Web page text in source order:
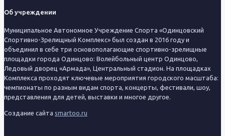
Об учреждении
Муниципальное Автономное Учреждение Спорта «Одинцовский
Спортивно-Зрелищный Комплекс» был создан в 2016 году и
объединил в себе три основополагающие спортивно-зрелищные
площадки города Одинцово: Волейбольный центр Одинцово,
Ледовый дворец «Армада», Центральный стадион. На площадках
Комплекса проходят ключевые мероприятия городского масштаба:
чемпионаты по разным видам спорта, концерты, фестивали, шоу,
представления для детей, выставки и многое другое.
Создание сайта smartoo.ru